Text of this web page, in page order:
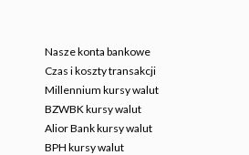
Nasze konta bankowe
Czas i koszty transakcji
Millennium kursy walut
BZWBK kursy walut
Alior Bank kursy walut
BPH kursy walut